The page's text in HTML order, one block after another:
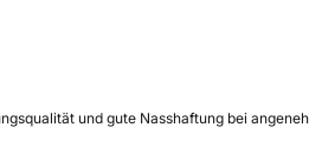
und gute Nasshaftung bei